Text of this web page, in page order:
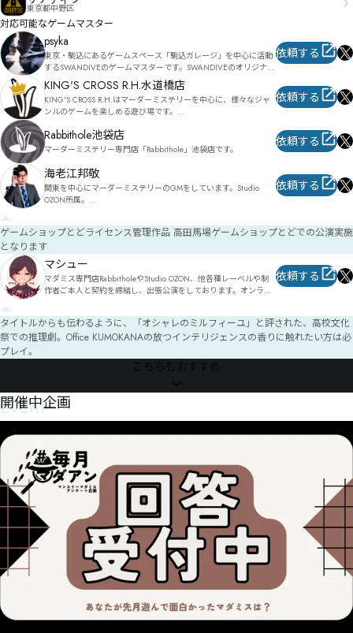
東京都中野区
対応可能なゲームマスター
psyka
東京・駒込にあるゲームスペース「駒込ガレージ」を中心に活動
するSWANDIVEのゲームマスターです。SWANDIVEのオリジナル
をメインに全国出張対応しています。
依頼する
KING'S CROSS R.H.水道橋店
KING'S CROSS R.H.はマーダーミステリーを中心に、様々なジャ
ンルのゲームを楽しめる遊び場です。
依頼する
Rabbithole池袋店 依頼する
海老江邦敬
関東を中心にマーダーミステリーのGMをしています。Studio
OZON所属。
相談ください)
マーダーミステリー取扱店との提携もしております。
(ゲームショップとど)
ゲームのご紹介や大会実況、MC等を行うゲームキャスターとい
うお仕事と並行して活動しています。
https://twitter.com/kuroebi_games
お問い合わせはTwitterDMまで。何卒宜しくお願い致します☺
依頼する
ゲームショップとどライセンス管理作品 高田馬場ゲームショップとどでの公演実施
となります
マシュー
マダミス専門店RabbitholeやStudio OZON、他各種レーベルや制
作者ご本人と契約を締結し、出張公演をしております。オンライ
東京（新宿御苑、中野、田町他）であれば、プレイスペースと合
わせてのご案内も可能です。
で、気軽にお問合せください。
マーダーミステリーゲームGMガイド本、『MurderMystery
GameMaster Guide』、通称『MMGMG』を頒布中です。
https://mochaxana.booth.pm/items/1958288
依頼する
タイトルからも伝わるように、「オシャレのミルフィーユ」と評された、高校文化
祭での推理劇。Office KUMOKANAの放つインテリジェンスの香りに触れたい方は必
プレイ。
こちらもおすすめ
Event
開催中企画